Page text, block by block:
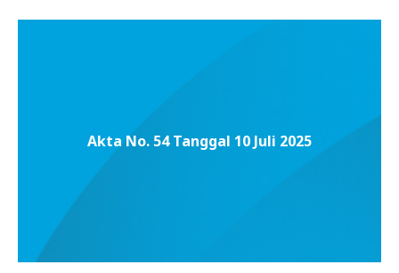
Akta No. 54 Tanggal 10 Juli 2025